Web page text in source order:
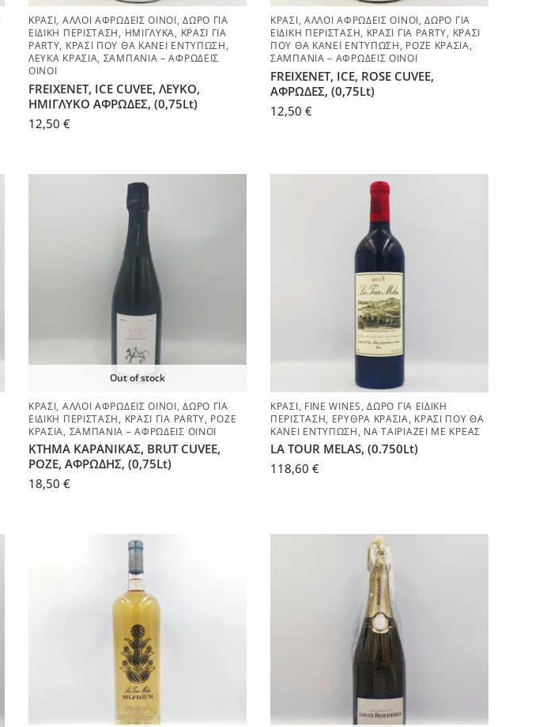
ΚΡΑΣΊ, ΆΛΛΟΙ ΑΦΡΏΔΕΙΣ ΟΊΝΟΙ,ΔΏΡΟ ΓΙΑ
ΕΙΔΙΚΉ ΠΕΡΊΣΤΑΣΗ , ΗΜΊΓΛΥΚΑ, ΚΡΑΣΊ ΓΙΑ
PARTY, ΚΡΑΣΊ ΠΟΥ ΘΑ ΚΆΝΕΙ ΕΝΤΎΠΩΣΗ ,
ΛΕΥΚΆ ΚΡΑΣΙΆ, ΣΑΜΠΆΝΙΑ – ΑΦΡΏΔΕΙΣ
ΟΊΝΟΙ
FREIXENET, ICE CUVEE, ΛΕΥΚΟ,
ΗΜΙΓΛΥΚΟ ΑΦΡΩΔΕΣ, (0,75Lt)
12,50 €
ΚΡΑΣΊ, ΆΛΛΟΙ ΑΦΡΏΔΕΙΣ ΟΊΝΟΙ,ΔΏΡΟ ΓΙΑ
ΕΙΔΙΚΉ ΠΕΡΊΣΤΑΣΗ, ΚΡΑΣΊ ΓΙΑ PARTY, ΚΡΑΣΊ
ΠΟΥ ΘΑ ΚΆΝΕΙ ΕΝΤΎΠΩΣΗ , ΡΟΖΈ ΚΡΑΣΙΆ,
ΣΑΜΠΆΝΙΑ – ΑΦΡΏΔΕΙΣ ΟΊΝΟΙ
FREIXENET, ICE, ROSE CUVEE,
ΑΦΡΩΔΕΣ, (0,75Lt)
12,50€
Out of stock
ΚΡΑΣΊ ΆΛΛΟΙ ΑΦΡΏΔΕΙΣ ΟΊΝΟΙ ,ΔΏΡΟ ΓΙΑ
ΕΙΔΙΚΉ ΠΕΡΊΣΤΑΣΗ
ΚΡΑΣΊ ΓΙΑ PARTY ΡΟΖΈ
ΚΡΑΣΙΆ
ΣΑΜΠΆΝΙΑ – ΑΦΡΏΔΕΙΣ ΟΊΝΟΙ
KTHMA ΚΑΡΑΝΙΚΑΣ, BRUT CUVEE,
ΡΟΖΕ, ΑΦΡΩΔΗΣ, (0,75Lt)
18,50 €
ΚΡΑΣΊ FINE WINES ,ΔΏΡΟ ΓΙΑ ΕΙΔΙΚΉ
ΠΕΡΊΣΤΑΣΗ
ΕΡΥΘΡΆ ΚΡΑΣΙΆ
ΚΡΑΣΊ ΠΟΥ ΘΑ
ΚΆΝΕΙ ΕΝΤΎΠΩΣΗ
ΝΑ ΤΑΙΡΙΆΖΕΙ ΜΕ ΚΡΈΑΣ
LA TOUR MELAS, (0.750Lt)
118,60€